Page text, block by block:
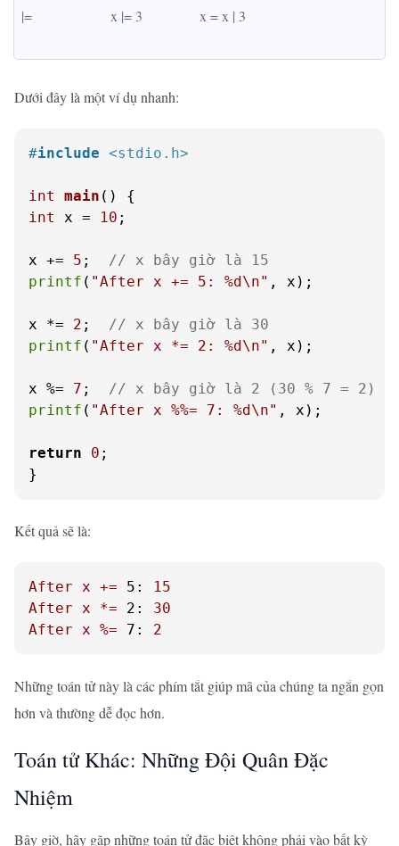
|= x |= 3 x = x | 3
Dưới đây là một ví dụ nhanh:
#include <stdio.h>
int main ()
int
x = 10 ;
x += 5 ; // x bây giờ là 15
printf ( "After x += 5: %d\n" , x);
x *= 2 ; // x bây giờ là 30
printf ( "After x *= 2: %d\n" , x);
x %= 7 ; // x bây giờ là 2 (30 % 7 = 2)
printf ( "After x %%= 7: %d\n" , x);
return 0 ;
}
Kết quả sẽ là:
After x += 5:
15
After x *= 2:
30
After x %= 7: 2
Những toán tử này là các phím tắt giúp mã của chúng ta ngắn gọn
hơn và thường dễ đọc hơn.
Toán tử Khác: Những Đội Quân Đặc
Nhiệm
Bây giờ, hãy gặp những toán tử đặc biệt không phải vào bất kỳ